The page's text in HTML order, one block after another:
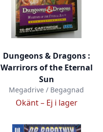
Dungeons & Dragons :
Warrirors of the Eternal
Sun
Megadrive / Begagnad
Okänt – Ej i lager